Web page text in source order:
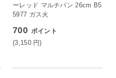
ーレッド マルチパン 26cm B5
5977 ガス火
700 ポイント
(3,150 円)